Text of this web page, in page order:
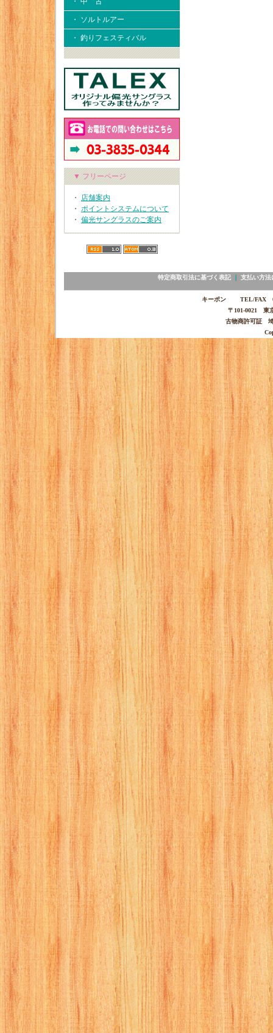
・ ソルトルアー
・ 釣りフェスティバル
▼ フリーページ
・ 店舗案内
・ ポイントシステムについて
・ 偏光サングラスのご案内
特定商取引法に基づく表記｜ 支払い方法
キーポン TEL/FAX
〒101-0021 東
古物商許可証